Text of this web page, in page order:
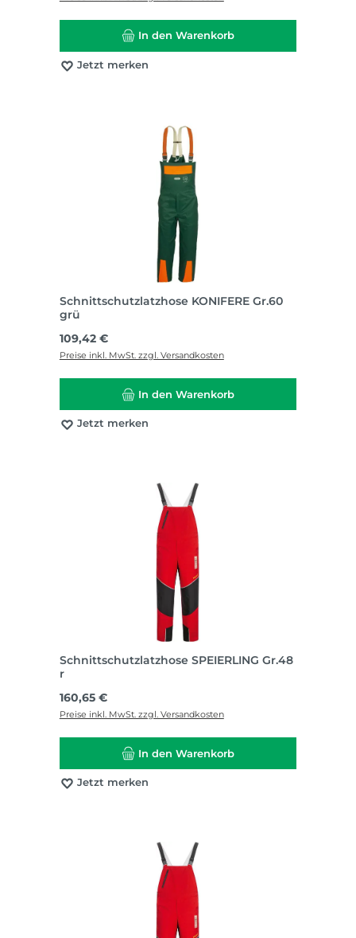
In den Warenkorb
Jetzt merken
Schnittschutzlatzhose KONIFERE Gr.60
grü
Regulärer Preis:
109,42 €
Preise inkl. MwSt. zzgl. Versandkosten
In den Warenkorb
Jetzt merken
Schnittschutzlatzhose SPEIERLING Gr.48
r
Regulärer Preis:
160,65 €
Preise inkl. MwSt. zzgl. Versandkosten
In den Warenkorb
Jetzt merken